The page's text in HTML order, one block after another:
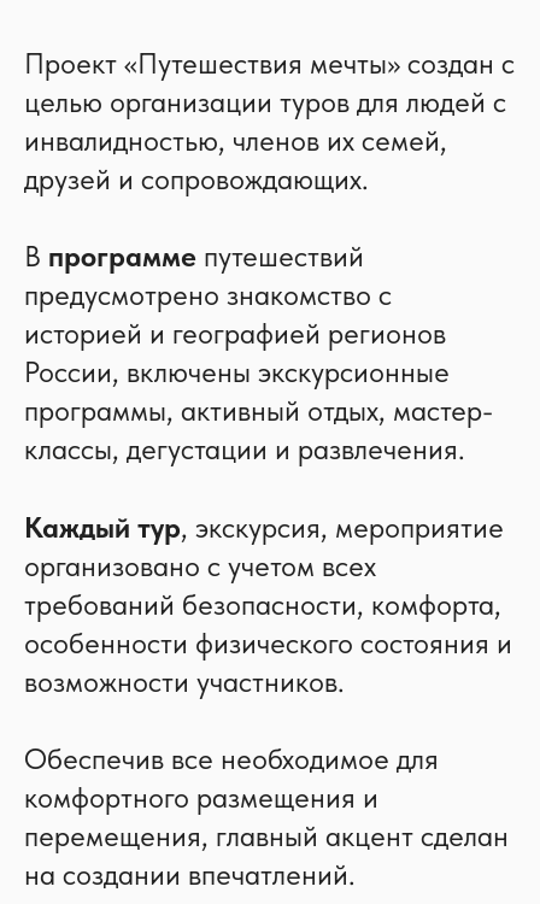
Проект «Путешествия мечты» создан с
целью организации туров для людей с
инвалидностью, членов их семей,
друзей и сопровождающих.
В программе путешествий
предусмотрено знакомство с
историей и географией регионов
России, включены экскурсионные
программы, активный отдых, мастер-
классы, дегустации и развлечения.
Каждый тур, экскурсия, мероприятие
организовано с учетом всех
требований безопасности, комфорта,
особенности физического состояния и
возможности участников.
Обеспечив все необходимое для
комфортного размещения и
перемещения, главный акцент сделан
на создании впечатлений.